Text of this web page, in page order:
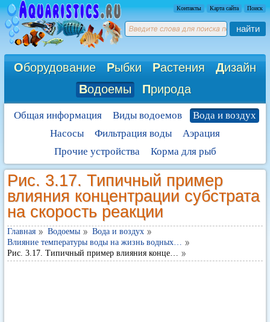
Контакты Карта сайта Поиск
найти
Оборудование Рыбки Растения Дизайн
Водоемы Природа
Общая информация Виды водоемов
Вода и воздух
Насосы
Фильтрация воды
Аэрация
Прочие устройства
Корма для рыб
Рис. 3.17. Типичный пример
влияния концентрации субстрата
на скорость реакции
Главная Водоемы
Вода и воздух
Влияние температуры воды на жизнь водных…
Рис. 3.17. Типичный пример влияния конце…